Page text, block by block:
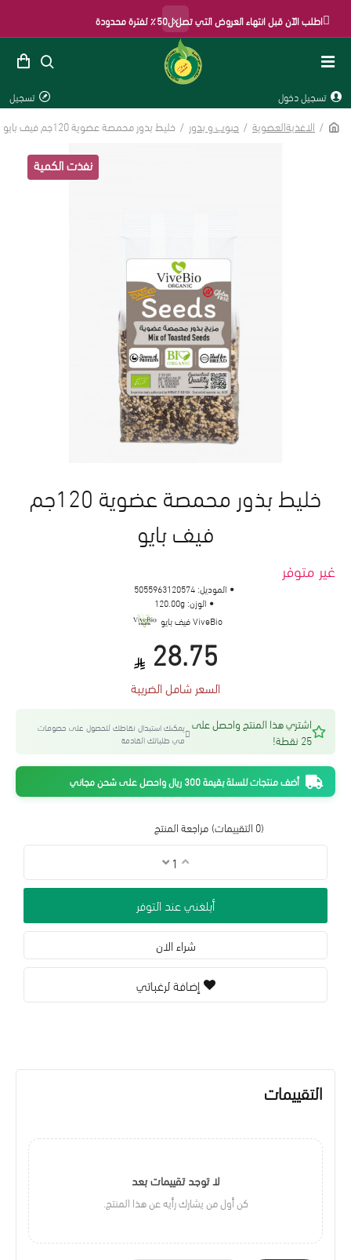
اطلب الآن قبل انتهاء العروض التي تصل ل50٪ لفترة محدودة×
تسجيل دخول تسجيل
الاغذيةالعضوية حبوب و بذور خليط بذور محمصة عضوية 120جم فيف بايو
غير متوفر
خليط بذور محمصة عضوية 120جم
فيف بايو
(0 التقييمات) مراجعة المنتج
28.75
السعر شامل الضريبة
الموديل: 5055963120574
الوزن: 120.00g
ViveBio فيف بايو
اشتري هذا المنتج واحصل على
25 نقطة!
يمكنك استبدال نقاطك للحصول على خصومات
في طلباتك القادمة
أضف منتجات للسلة بقيمة 300 ريال واحصل على شحن مجاني
أبلغني عند التوفر
شراء الان
إضافة لرغباتي
التقييمات
لا توجد تقييمات بعد
كن أول من يشارك رأيه عن هذا المنتج.